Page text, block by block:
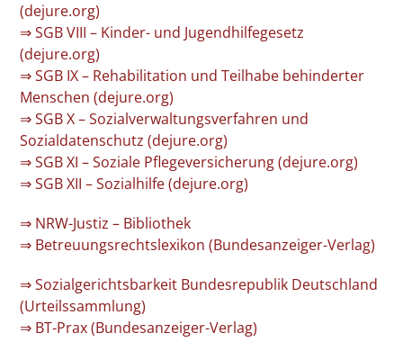
(dejure.org)
⇒ SGB VIII – Kinder- und Jugendhilfegesetz
(dejure.org)
⇒ SGB IX – Rehabilitation und Teilhabe behinderter
Menschen (dejure.org)
⇒ SGB X – Sozialverwaltungsverfahren und
Sozialdatenschutz (dejure.org)
⇒ SGB XI – Soziale Pflegeversicherung (dejure.org)
⇒ SGB XII – Sozialhilfe (dejure.org)
⇒ NRW-Justiz – Bibliothek
⇒ Betreuungsrechtslexikon (Bundesanzeiger-Verlag)
⇒ Sozialgerichtsbarkeit Bundesrepublik Deutschland
(Urteilssammlung)
⇒ BT-Prax (Bundesanzeiger-Verlag)